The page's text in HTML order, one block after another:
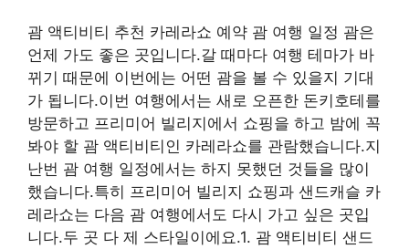
괌 액티비티 추천 카레라쇼 예약 괌 여행 일정 괌은
언제 가도 좋은 곳입니다.갈 때마다 여행 테마가 바
뀌기 때문에 이번에는 어떤 괌을 볼 수 있을지 기대
가 됩니다.이번 여행에서는 새로 오픈한 돈키호테를
방문하고 프리미어 빌리지에서 쇼핑을 하고 밤에 꼭
봐야 할 괌 액티비티인 카레라쇼를 관람했습니다.지
난번 괌 여행 일정에서는 하지 못했던 것들을 많이
했습니다.특히 프리미어 빌리지 쇼핑과 샌드캐슬 카
레라쇼는 다음 괌 여행에서도 다시 가고 싶은 곳입
니다.두 곳 다 제 스타일이에요.1. 괌 액티비티 샌드